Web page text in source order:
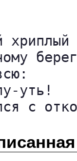
уть!
с